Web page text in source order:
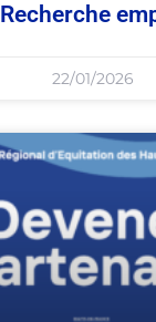
Recherche
22/01/2026